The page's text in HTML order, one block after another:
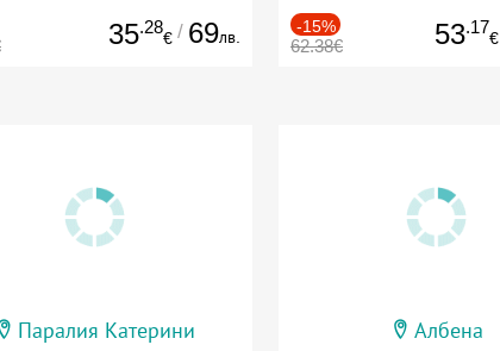
35.28
€ / 69лв.
-15%
62.38€ 53.17
€
Паралия Катерини Албена